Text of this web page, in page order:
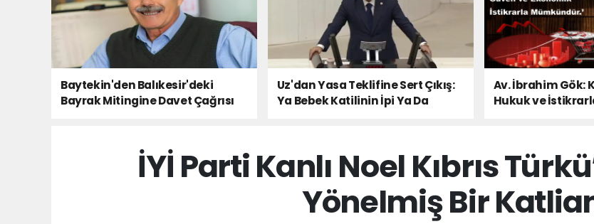
Baytekin'den Balıkesir'deki
Bayrak Mitingine Davet Çağrısı
Uz'dan Yasa Teklifine Sert Çıkış:
Ya Bebek Katilinin İpi Ya Da
Av. İbrahim Gök:
Hukuk ve
İYİ Parti Kanlı Noel Kıbrıs
Yönelmiş Bir